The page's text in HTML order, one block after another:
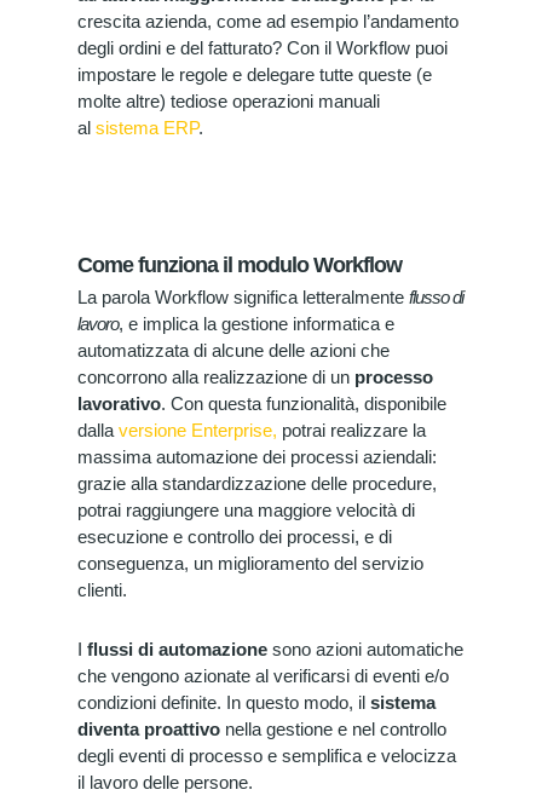
crescita azienda, come ad esempio l’andamento
degli ordini e del fatturato? Con il Workflow puoi
impostare le regole e delegare tutte queste (e
molte altre) tediose operazioni manuali
alsistema ERP.
Come funziona il modulo Workflow
La parola Workflow significa letteralmenteflusso di
lavoro, e implica la gestione informatica e
automatizzata di alcune delle azioni che
concorrono alla realizzazione di un processo
lavorativo. Con questa funzionalità, disponibile
dallaversione Enterprise, potrai realizzare la
massima automazione dei processi aziendali:
grazie alla standardizzazione delle procedure,
potrai raggiungere una maggiore velocità di
esecuzione e controllo dei processi, e di
conseguenza, un miglioramento del servizio
clienti.
Iflussi di automazione sono azioni automatiche
che vengono azionate al verificarsi di eventi e/o
condizioni definite. In questo modo, ilsistema
diventa proattivo nella gestione e nel controllo
degli eventi di processo e semplifica e velocizza
il lavoro delle persone.